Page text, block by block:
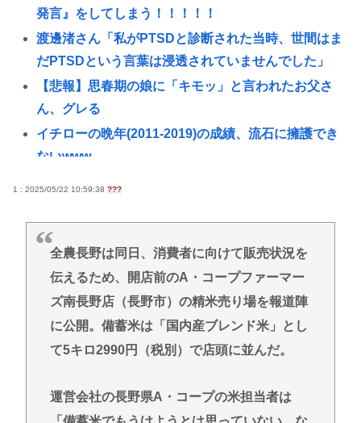
発言』をしてしまう！！！！！
渡邊渚さん「私がPTSDと診断された当時、世間はま
だPTSDという言葉は浸透されていませんでした」
【悲報】思春期の娘に「キモッ」と言われたお父さ
ん、グレる
イチローの晩年(2011-2019)の成績、流石に擁護でき
ないwww
【動画あり】ミスイタリア地方予選、黒人女性が優
勝し炎上
高市早苗の消費税減税、93%が「賛成」www
首相官邸、"映え"を意識した高市首相熊本訪問の感
動BGM付きムービーを投稿「全部が全部ありがたか
ったです」
流せず悪臭&床に直接就寝&コロナ感染」
1 : 2025/05/22 10:59:38 ???
全農長野は同日、消費者に向けて販売状況を
伝えるため、開店前のA・コープファーマー
ズ南長野店（長野市）の精米売り場を報道陣
に公開。備蓄米は「国内産ブレンド米」とし
て5キロ2990円（税別）で店頭に並んだ。
運営会社の長野県A・コープの米担当者は